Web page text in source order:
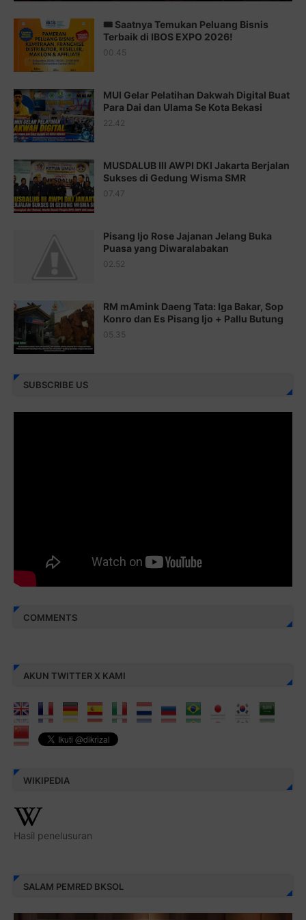
Juz 13 ⇨http://j.mp/2bFTiKQ
Juz 14 ⇨http://j.mp/2b8SUTA
Juz 15 ⇨http://j.mp/2bFRQIM
Juz 17 ⇨http://j.mp/2brHsFz
Juz 18 ⇨http://j.mp/2b8SCfc
Juz 19 ⇨http://j.mp/2bFSq95
Juz 20 ⇨http://j.mp/2brI1zc
Juz 21 ⇨http://j.mp/2b8VcBO
http://j.mp/2bFRxNP
http://j.mp/2brItxm
Juz 25 ⇨http://j.mp/2brImlf
Juz 26 ⇨http://j.mp/2bFRHF2
🎟️ Saatnya Temukan Peluang Bisnis
Terbaik di IBOS EXPO 2026!
00.45
MUI Gelar Pelatihan Dakwah Digital Buat
Para Dai dan Ulama Se Kota Bekasi
22.42
MUSDALUB III AWPI DKI Jakarta Berjalan
Sukses di Gedung Wisma SMR
07.47
Pisang Ijo Rose Jajanan Jelang Buka
Puasa yang Diwaralabakan
02.52
RM mAmink Daeng Tata: Iga Bakar, Sop
Konro dan Es Pisang Ijo + Pallu Butung
05.35
SUBSCRIBE US
COMMENTS
AKUN TWITTER X KAMI
WIKIPEDIA
Hasil penelusuran
SALAM PEMRED BKSOL